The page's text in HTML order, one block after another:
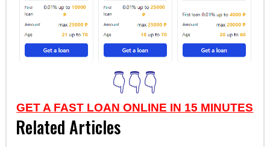
👇👇👇
GET A FAST LOAN ONLINE IN 15 MINUTES
Related Articles